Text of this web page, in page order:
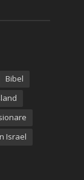
Bibel
Israel